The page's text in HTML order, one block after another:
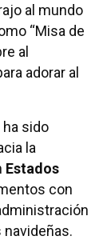
al mundo
“Misa de
al
adorar al
ha sido
la
Estados
con